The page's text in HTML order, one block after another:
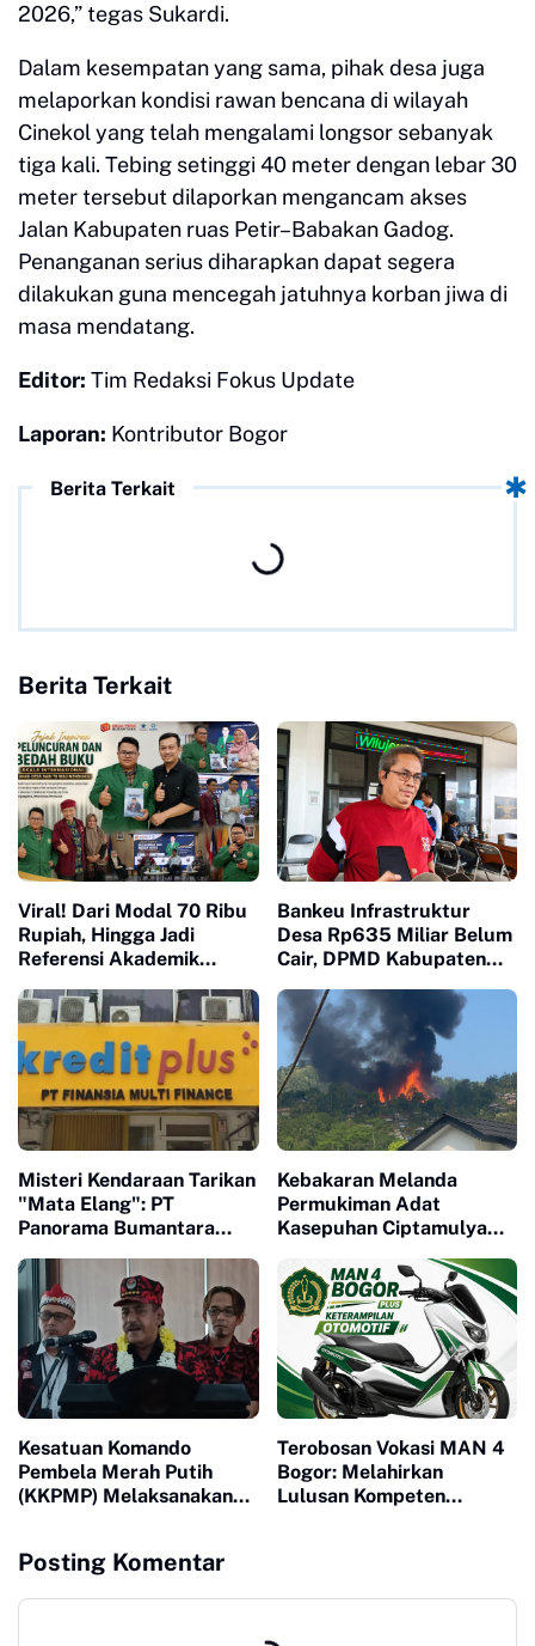
2026,” tegas Sukardi.
​Dalam kesempatan yang sama, pihak desa juga
melaporkan kondisi rawan bencana di wilayah
Cinekol yang telah mengalami longsor sebanyak
tiga kali. Tebing setinggi 40 meter dengan lebar 30
meter tersebut dilaporkan mengancam akses
Jalan Kabupaten ruas Petir–Babakan Gadog.
Penanganan serius diharapkan dapat segera
dilakukan guna mencegah jatuhnya korban jiwa di
masa mendatang.
Editor: Tim Redaksi Fokus Update
Laporan: Kontributor Bogor
Berita Terkait
Berita Terkait
Viral! Dari Modal 70 Ribu
Rupiah, Hingga Jadi
Referensi Akademik
Ja'far Hasibuan
diluncurkan di UI
Bankeu Infrastruktur
Desa Rp635 Miliar Belum
Cair, DPMD Kabupaten
Segera Ajukan
Permohonan
Misteri Kendaraan Tarikan
"Mata Elang": PT
Panorama Bumantara
Unit Motor Raib Tanpa
Jejak
Kebakaran Melanda
Permukiman Adat
Kasepuhan Ciptamulya
Rumah Hangus Terbakar
Kesatuan Komando
Pembela Merah Putih
(KKPMP) Melaksanakan
Terobosan Vokasi MAN 4
Bogor: Melahirkan
Lulusan Kompeten
Posting Komentar